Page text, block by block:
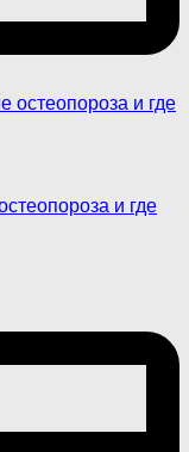
и где